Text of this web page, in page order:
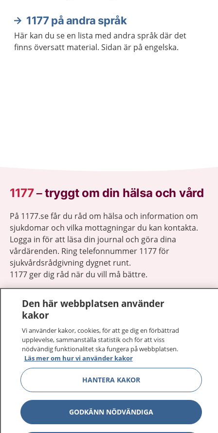
1177 på andra språk
Här kan du se en lista med andra språk där det
finns översatt material. Sidan är på engelska.
1177–tryggt om din hälsa och vård
På 1177.se får du råd om hälsa och information om
sjukdomar och vilka mottagningar du kan kontakta.
Logga in för att läsa din journal och göra dina
vårdärenden. Ring telefonnummer 1177 för
sjukvårdsrådgivning dygnet runt.
1177 ger dig råd när du vill må bättre.
1177 på flera språk
Om 1177
Kontakt Visa
Behandling av personuppgifter
Den här webbplatsen använder
kakor
Vi använder kakor, cookies, för att ge dig en förbättrad
upplevelse, sammanställa statistik och för att viss
nödvändig funktionalitet ska fungera på webbplatsen.
Läs mer om hur vi använder kakor
HANTERA KAKOR
GODKÄNN NÖDVÄNDIGA